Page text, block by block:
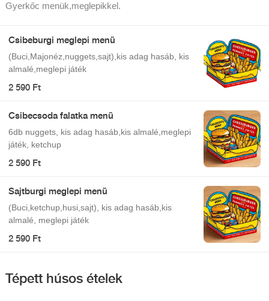
Gyerkőc menük,meglepikkel.
Csibeburgi meglepi menü
(Buci,Majonéz,nuggets,sajt),kis adag hasáb, kis
almalé,meglepi játék
2 590 Ft
Csibecsoda falatka menü
6db nuggets, kis adag hasáb,kis almalé,meglepi
játék, ketchup
2 590 Ft
Sajtburgi meglepi menü
(Buci,ketchup,husi,sajt), kis adag hasáb,kis
almalé, meglepi játék
2 590 Ft
Tépett húsos ételek